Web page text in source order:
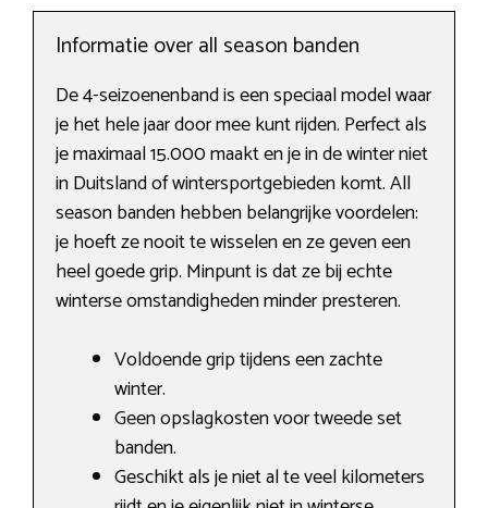
Informatie over all season banden
De 4-seizoenenband is een speciaal model waar
je het hele jaar door mee kunt rijden. Perfect als
je maximaal 15.000 maakt en je in de winter niet
in Duitsland of wintersportgebieden komt. All
season banden hebben belangrijke voordelen:
je hoeft ze nooit te wisselen en ze geven een
heel goede grip. Minpunt is dat ze bij echte
winterse omstandigheden minder presteren.
Voldoende grip tijdens een zachte
winter.
Geen opslagkosten voor tweede set
banden.
Geschikt als je niet al te veel kilometers